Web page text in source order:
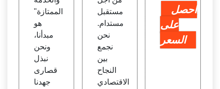
الممتازة"
هو
مبدأنا،
ونحن
نبذل
قصارى
جهدنا
مستقبل
مستدام.
نحن
نجمع
بين
النجاح
الاقتصادي
احصل
على
السعر